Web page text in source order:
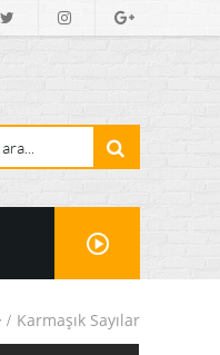
Karmaşık Sayılar